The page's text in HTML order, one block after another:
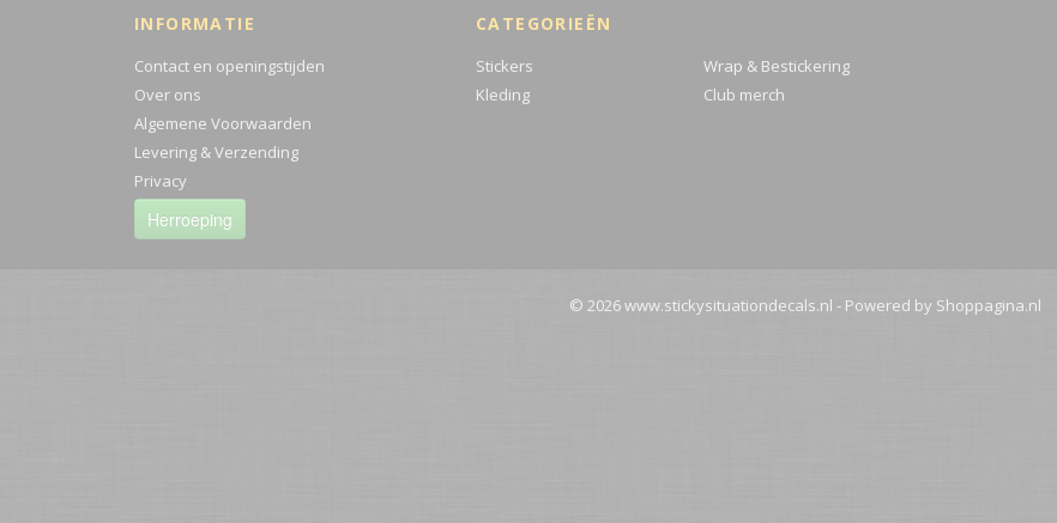
INFORMATIE
Contact en openingstijden
Over ons
Algemene Voorwaarden
Levering & Verzending
Privacy
Herroeping
CATEGORIEËN
Stickers
Kleding
Wrap & Bestickering
Club merch
© 2026 www.stickysituationdecals.nl - Powered by Shoppagina.nl